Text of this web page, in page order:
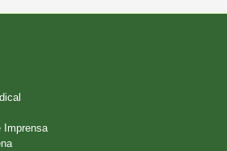
Imprensa